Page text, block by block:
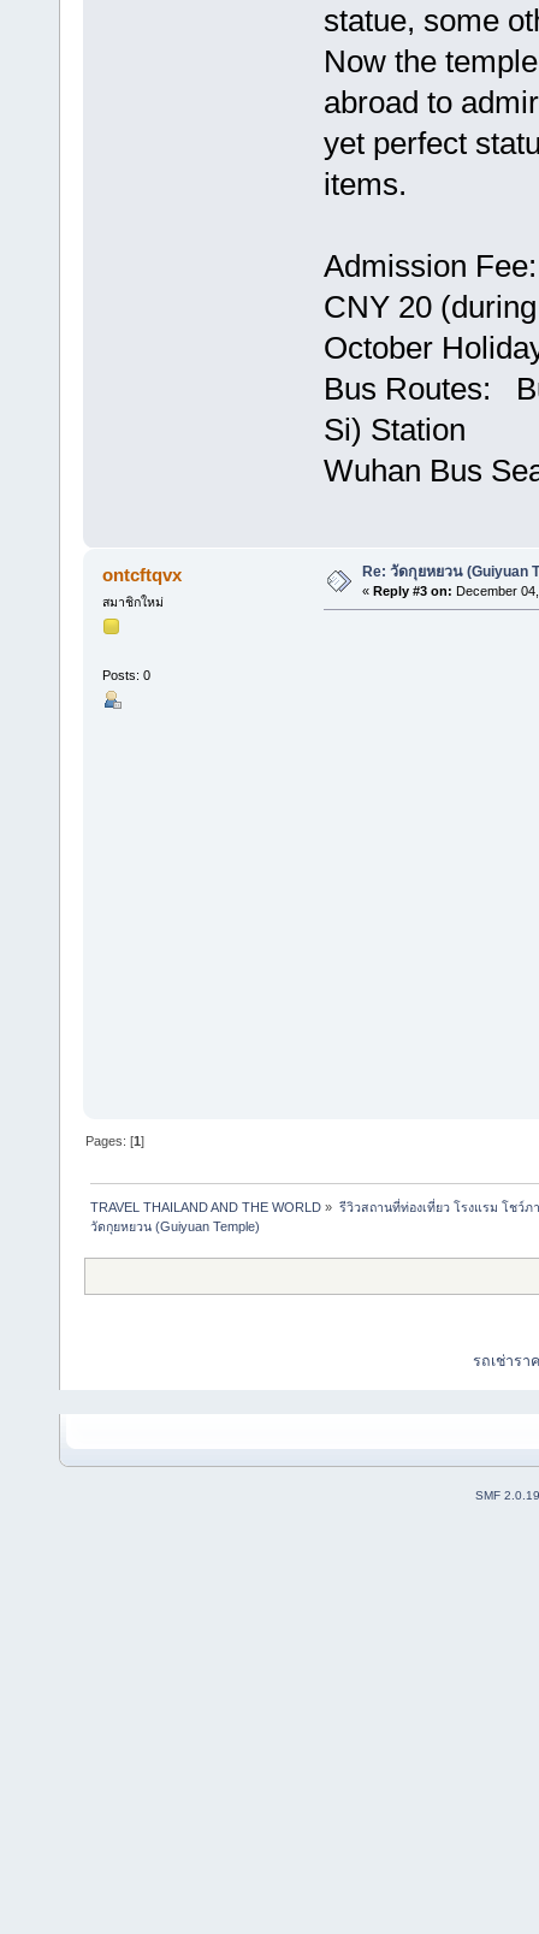
statue, some
Now the
abroad to
yet perfect
items.
Admission
CNY 20
October
Bus Routes:
Si) Station
Wuhan Bus
ontcftqvx
สมาชิกใหม่
Posts: 0
Re: วัดกุยหยวน (Guiyuan
« Reply #3 on: December
Pages: [1]
TRAVEL THAILAND AND THE WORLD » รีวิวสถานที่ท่องเที่ยว โรงแรม โชว์ภ
วัดกุยหยวน (Guiyuan Temple)
รถเช่าร
SMF 2.0.19